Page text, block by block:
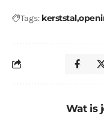
Tags: kerststal
Wat is